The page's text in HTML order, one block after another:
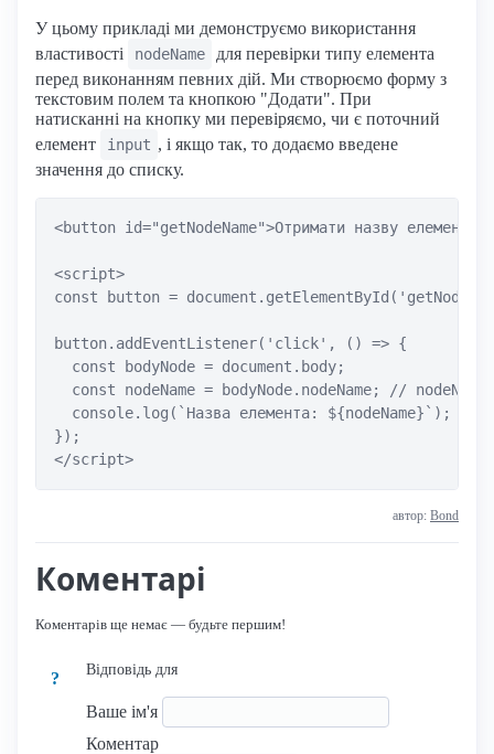
У цьому прикладі ми демонструємо використання
властивості
nodeName
для перевірки типу елемента
перед виконанням певних дій. Ми створюємо форму з
текстовим полем та кнопкою "Додати". При
натисканні на кнопку ми перевіряємо, чи є поточний
елемент
input , і якщо так, то додаємо введене
значення до списку.
<button id="getNodeName">Отримати назву
<script>
const button =
button.addEventListener('click', () => {
  const bodyNode = document.body;
const nodeName = bodyNode.nodeName; // nodeName
  console.log(`Назва елемента: ${nodeName}`);
});
</script>
автор: Bond
Коментарі
Коментарів ще немає — будьте першим!
?
Відповідь для
Ваше ім'я
Коментар